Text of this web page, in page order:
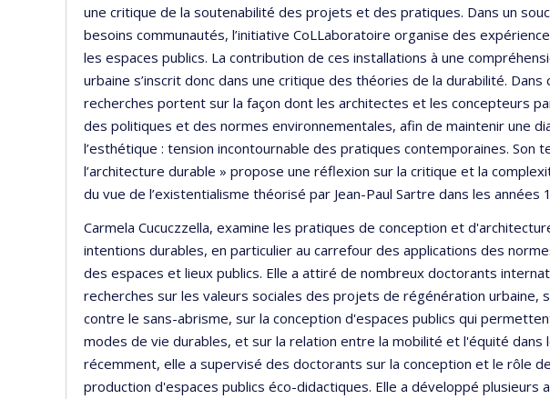
une critique de la soutenabilité des projets et des pratiques. Dans un
besoins communautés, l’initiative CoLLaboratoire organise des
les espaces publics. La contribution de ces installations à une
urbaine s’inscrit donc dans une critique des théories de la durabilité.
recherches portent sur la façon dont les architectes et les concepteurs
des politiques et des normes environnementales, afin de maintenir une
l’esthétique : tension incontournable des pratiques contemporaines. Son
l’architecture durable » propose une réflexion sur la critique et la
du vue de l’existentialisme théorisé par Jean-Paul Sartre dans les années
Carmela Cucuczzella, examine les pratiques de conception et
intentions durables, en particulier au carrefour des applications des
des espaces et lieux publics. Elle a attiré de nombreux doctorants
recherches sur les valeurs sociales des projets de régénération urbaine,
contre le sans-abrisme, sur la conception d'espaces publics qui
modes de vie durables, et sur la relation entre la mobilité et l'équité dans
récemment, elle a supervisé des doctorants sur la conception et le rôle
production d'espaces publics éco-didactiques. Elle a développé plusieurs